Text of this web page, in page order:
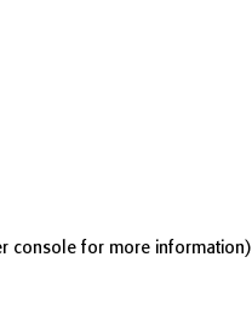
console for more information)